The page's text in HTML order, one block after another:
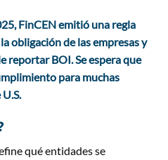
FinCEN emitió una regla
obligación de las empresas y
reportar BOI. Se espera que
para muchas
qué entidades se